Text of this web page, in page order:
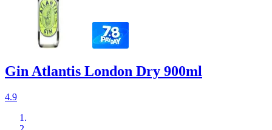
Gin Atlantis London Dry 900ml
4.9